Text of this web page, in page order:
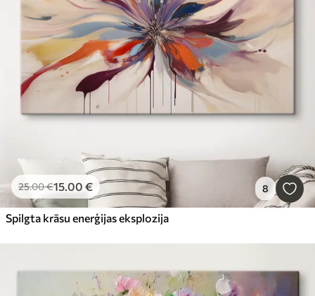
25.00€15.00 € 8
Spilgta krāsu enerģijas eksplozija